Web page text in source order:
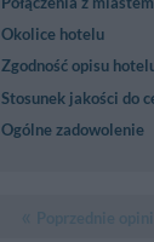
Okolice hotelu
Zgodność opisu
Stosunek jakości do
Ogólne zadowolenie